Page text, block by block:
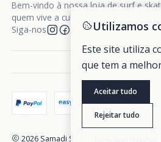
Bem-vindo à nossa loja de surf e
quem vive a cultura da liberdade
Siga-nos
2026 Samadi Surf Skate.
Utilizamos
Este site utiliza
que tem a
Aceitar tudo
Rejeitar tudo